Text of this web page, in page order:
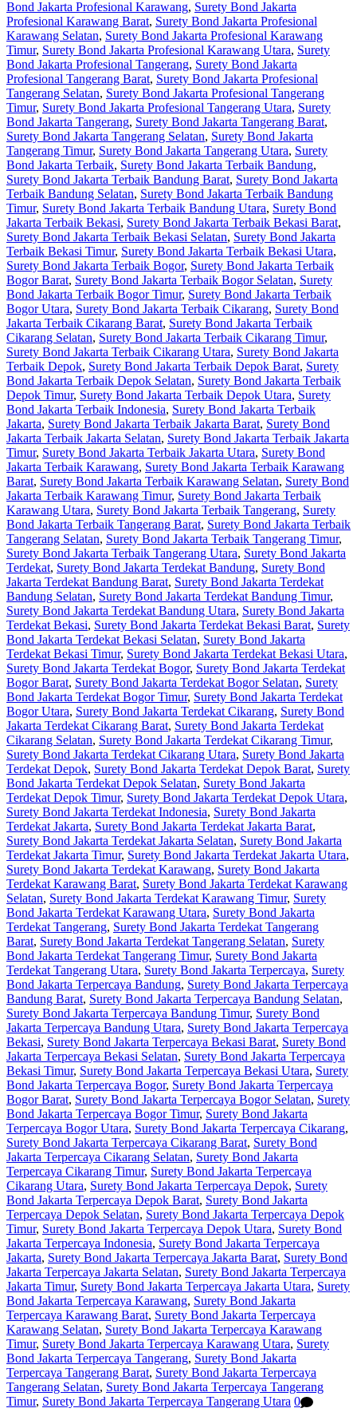
Bond Jakarta Profesional Karawang, Surety Bond Jakarta
Profesional Karawang Barat, Surety Bond Jakarta Profesional
Karawang Selatan, Surety Bond Jakarta Profesional Karawang
Timur, Surety Bond Jakarta Profesional Karawang Utara, Surety
Bond Jakarta Profesional Tangerang, Surety Bond Jakarta
Profesional Tangerang Barat, Surety Bond Jakarta Profesional
Tangerang Selatan, Surety Bond Jakarta Profesional Tangerang
Timur, Surety Bond Jakarta Profesional Tangerang Utara, Surety
Bond Jakarta Tangerang, Surety Bond Jakarta Tangerang Barat,
Surety Bond Jakarta Tangerang Selatan, Surety Bond Jakarta
Tangerang Timur, Surety Bond Jakarta Tangerang Utara, Surety
Bond Jakarta Terbaik, Surety Bond Jakarta Terbaik Bandung,
Surety Bond Jakarta Terbaik Bandung Barat, Surety Bond Jakarta
Terbaik Bandung Selatan, Surety Bond Jakarta Terbaik Bandung
Timur, Surety Bond Jakarta Terbaik Bandung Utara, Surety Bond
Jakarta Terbaik Bekasi, Surety Bond Jakarta Terbaik Bekasi Barat,
Surety Bond Jakarta Terbaik Bekasi Selatan, Surety Bond Jakarta
Terbaik Bekasi Timur, Surety Bond Jakarta Terbaik Bekasi Utara,
Surety Bond Jakarta Terbaik Bogor, Surety Bond Jakarta Terbaik
Bogor Barat, Surety Bond Jakarta Terbaik Bogor Selatan, Surety
Bond Jakarta Terbaik Bogor Timur, Surety Bond Jakarta Terbaik
Bogor Utara, Surety Bond Jakarta Terbaik Cikarang, Surety Bond
Jakarta Terbaik Cikarang Barat, Surety Bond Jakarta Terbaik
Cikarang Selatan, Surety Bond Jakarta Terbaik Cikarang Timur,
Surety Bond Jakarta Terbaik Cikarang Utara, Surety Bond Jakarta
Terbaik Depok, Surety Bond Jakarta Terbaik Depok Barat, Surety
Bond Jakarta Terbaik Depok Selatan, Surety Bond Jakarta Terbaik
Depok Timur, Surety Bond Jakarta Terbaik Depok Utara, Surety
Bond Jakarta Terbaik Indonesia, Surety Bond Jakarta Terbaik
Jakarta, Surety Bond Jakarta Terbaik Jakarta Barat, Surety Bond
Jakarta Terbaik Jakarta Selatan, Surety Bond Jakarta Terbaik Jakarta
Timur, Surety Bond Jakarta Terbaik Jakarta Utara, Surety Bond
Jakarta Terbaik Karawang, Surety Bond Jakarta Terbaik Karawang
Barat, Surety Bond Jakarta Terbaik Karawang Selatan, Surety Bond
Jakarta Terbaik Karawang Timur, Surety Bond Jakarta Terbaik
Karawang Utara, Surety Bond Jakarta Terbaik Tangerang, Surety
Bond Jakarta Terbaik Tangerang Barat, Surety Bond Jakarta Terbaik
Tangerang Selatan, Surety Bond Jakarta Terbaik Tangerang Timur,
Surety Bond Jakarta Terbaik Tangerang Utara, Surety Bond Jakarta
Terdekat, Surety Bond Jakarta Terdekat Bandung, Surety Bond
Jakarta Terdekat Bandung Barat, Surety Bond Jakarta Terdekat
Bandung Selatan, Surety Bond Jakarta Terdekat Bandung Timur,
Surety Bond Jakarta Terdekat Bandung Utara, Surety Bond Jakarta
Terdekat Bekasi, Surety Bond Jakarta Terdekat Bekasi Barat, Surety
Bond Jakarta Terdekat Bekasi Selatan, Surety Bond Jakarta
Terdekat Bekasi Timur, Surety Bond Jakarta Terdekat Bekasi Utara,
Surety Bond Jakarta Terdekat Bogor, Surety Bond Jakarta Terdekat
Bogor Barat, Surety Bond Jakarta Terdekat Bogor Selatan, Surety
Bond Jakarta Terdekat Bogor Timur, Surety Bond Jakarta Terdekat
Bogor Utara, Surety Bond Jakarta Terdekat Cikarang, Surety Bond
Jakarta Terdekat Cikarang Barat, Surety Bond Jakarta Terdekat
Cikarang Selatan, Surety Bond Jakarta Terdekat Cikarang Timur,
Surety Bond Jakarta Terdekat Cikarang Utara, Surety Bond Jakarta
Terdekat Depok, Surety Bond Jakarta Terdekat Depok Barat, Surety
Bond Jakarta Terdekat Depok Selatan, Surety Bond Jakarta
Terdekat Depok Timur, Surety Bond Jakarta Terdekat Depok Utara,
Surety Bond Jakarta Terdekat Indonesia, Surety Bond Jakarta
Terdekat Jakarta, Surety Bond Jakarta Terdekat Jakarta Barat,
Surety Bond Jakarta Terdekat Jakarta Selatan, Surety Bond Jakarta
Terdekat Jakarta Timur, Surety Bond Jakarta Terdekat Jakarta Utara,
Surety Bond Jakarta Terdekat Karawang, Surety Bond Jakarta
Terdekat Karawang Barat, Surety Bond Jakarta Terdekat Karawang
Selatan, Surety Bond Jakarta Terdekat Karawang Timur, Surety
Bond Jakarta Terdekat Karawang Utara, Surety Bond Jakarta
Terdekat Tangerang, Surety Bond Jakarta Terdekat Tangerang
Barat, Surety Bond Jakarta Terdekat Tangerang Selatan, Surety
Bond Jakarta Terdekat Tangerang Timur, Surety Bond Jakarta
Terdekat Tangerang Utara, Surety Bond Jakarta Terpercaya, Surety
Bond Jakarta Terpercaya Bandung, Surety Bond Jakarta Terpercaya
Bandung Barat, Surety Bond Jakarta Terpercaya Bandung Selatan,
Surety Bond Jakarta Terpercaya Bandung Timur, Surety Bond
Jakarta Terpercaya Bandung Utara, Surety Bond Jakarta Terpercaya
Bekasi, Surety Bond Jakarta Terpercaya Bekasi Barat, Surety Bond
Jakarta Terpercaya Bekasi Selatan, Surety Bond Jakarta Terpercaya
Bekasi Timur, Surety Bond Jakarta Terpercaya Bekasi Utara, Surety
Bond Jakarta Terpercaya Bogor, Surety Bond Jakarta Terpercaya
Bogor Barat, Surety Bond Jakarta Terpercaya Bogor Selatan, Surety
Bond Jakarta Terpercaya Bogor Timur, Surety Bond Jakarta
Terpercaya Bogor Utara, Surety Bond Jakarta Terpercaya Cikarang,
Surety Bond Jakarta Terpercaya Cikarang Barat, Surety Bond
Jakarta Terpercaya Cikarang Selatan, Surety Bond Jakarta
Terpercaya Cikarang Timur, Surety Bond Jakarta Terpercaya
Cikarang Utara, Surety Bond Jakarta Terpercaya Depok, Surety
Bond Jakarta Terpercaya Depok Barat, Surety Bond Jakarta
Terpercaya Depok Selatan, Surety Bond Jakarta Terpercaya Depok
Timur, Surety Bond Jakarta Terpercaya Depok Utara, Surety Bond
Jakarta Terpercaya Indonesia, Surety Bond Jakarta Terpercaya
Jakarta, Surety Bond Jakarta Terpercaya Jakarta Barat, Surety Bond
Jakarta Terpercaya Jakarta Selatan, Surety Bond Jakarta Terpercaya
Jakarta Timur, Surety Bond Jakarta Terpercaya Jakarta Utara, Surety
Bond Jakarta Terpercaya Karawang, Surety Bond Jakarta
Terpercaya Karawang Barat, Surety Bond Jakarta Terpercaya
Karawang Selatan, Surety Bond Jakarta Terpercaya Karawang
Timur, Surety Bond Jakarta Terpercaya Karawang Utara, Surety
Bond Jakarta Terpercaya Tangerang, Surety Bond Jakarta
Terpercaya Tangerang Barat, Surety Bond Jakarta Terpercaya
Tangerang Selatan, Surety Bond Jakarta Terpercaya Tangerang
Timur, Surety Bond Jakarta Terpercaya Tangerang Utara 0